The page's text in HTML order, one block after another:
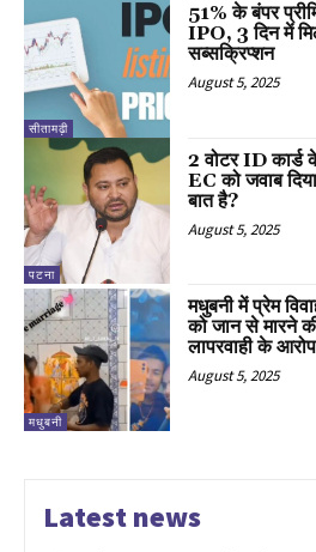
सीतामढ़ी
51% के बंपर
IPO, 3 दिन में
सब्सक्रिप्शन
August 5, 2025
पटना
2 वोटर ID कार्ड
EC को जवाब
बात है?
August 5, 2025
मधुबनी
मधुबनी में प्रेम
को जान से मारने
लापरवाही के आरोप
August 5, 2025
Latest news